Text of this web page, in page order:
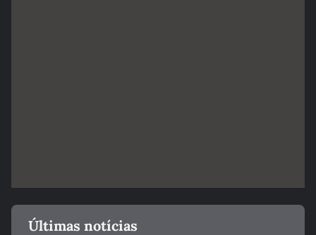
Últimas notícias